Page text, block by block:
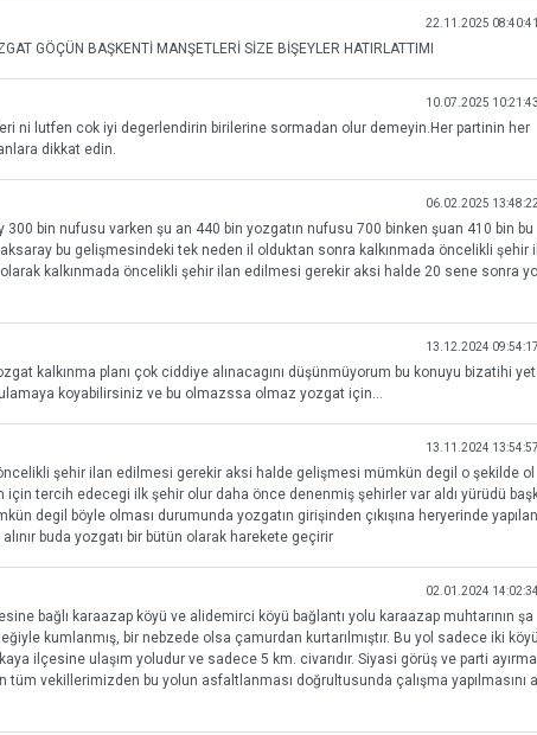
22.11.2025 08:40:41
GÖÇÜN BAŞKENTİ MANŞETLERİ SİZE BİŞEYLER HATIRLATTIMI
10.07.2025 10:21:43
ni lutfen cok iyi degerlendirin birilerine sormadan olur demeyin.Her partinin her
dikkat edin.
06.02.2025 13:48:22
300 bin nufusu varken şu an 440 bin yozgatın nufusu 700 binken şuan 410 bin bu
bu gelişmesindeki tek neden il olduktan sonra kalkınmada öncelikli şehir il
kalkınmada öncelikli şehir ilan edilmesi gerekir aksi halde 20 sene sonra yo
13.12.2024 09:54:17
kalkınma planı çok ciddiye alınacagını düşünmüyorum bu konuyu bizatihi yet
koyabilirsiniz ve bu olmazssa olmaz yozgat için...
13.11.2024 13:54:57
şehir ilan edilmesi gerekir aksi halde gelişmesi mümkün degil o şekilde ol
için tercih edecegi ilk şehir olur daha önce denenmiş şehirler var aldı yürüdü
degil böyle olması durumunda yozgatın girişinden çıkışına heryerinde yapılan
buda yozgatı bir bütün olarak harekete geçirir
02.01.2024 14:02:34
bağlı karaazap köyü ve alidemirci köyü bağlantı yolu karaazap muhtarının şa
kumlanmış, bir nebzede olsa çamurdan kurtarılmıştır. Bu yol sadece iki köyü
ilçesine ulaşım yoludur ve sadece 5 km. civarıdır. Siyasi görüş ve parti ayırma
vekillerimizden bu yolun asfaltlanması doğrultusunda çalışma yapılmasını a